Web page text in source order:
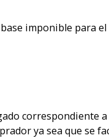
imponible para
correspondiente
ya sea que se